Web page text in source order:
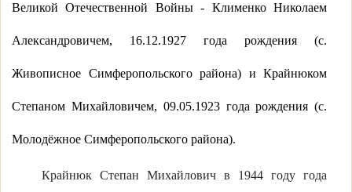
Великой Отечественной Войны - Клименко Николаем
Александровичем, 16.12.1927 года рождения (с.
Живописное Симферопольского района) и Крайнюком
Степаном Михайловичем, 09.05.1923 года рождения (с.
Молодёжное Симферопольского района).
Крайнюк Степан Михайлович в 1944 году года